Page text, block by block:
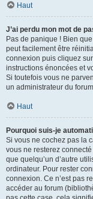
Haut
J’ai perdu mon mot de
Pas de panique ! Bien
peut facilement être
connexion puis cliquez sur
instructions énoncées et
Si toutefois vous ne
un administrateur du
Haut
Pourquoi suis-je
Si vous ne cochez pas la
vous ne resterez
que quelqu’un d’autre
ordinateur. Pour rester
connexion. Ce n’est pas
accéder au forum